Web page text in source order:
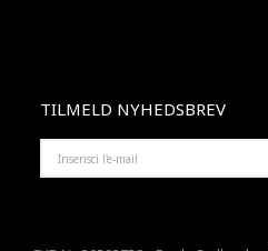
TILMELD NYHEDSBREV
MAIL